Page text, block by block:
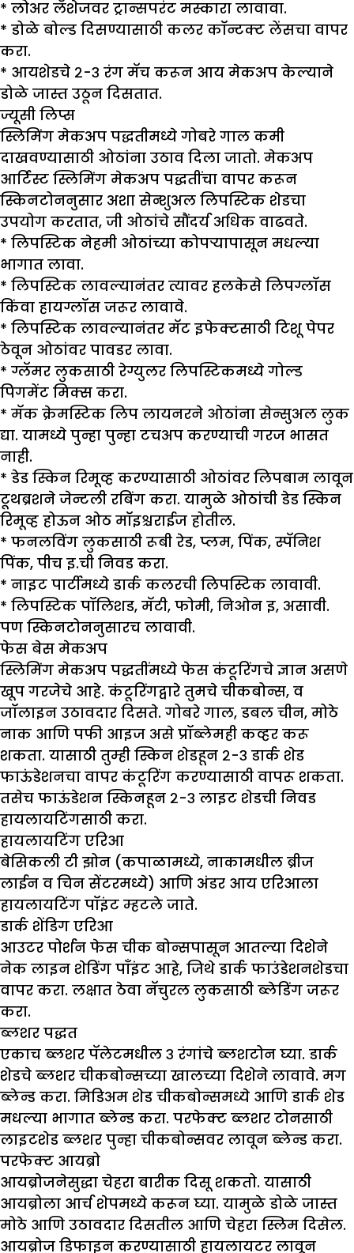
* लोअर लॅशेजवर ट्रान्सपरंट मस्कारा लावावा.
* डोळे बोल्ड दिसण्यासाठी कलर कॉन्टक्ट लेंसचा वापर
करा.
* आयशेडचे २-३ रंग मॅच करून आय मेकअप केल्याने
डोळे जास्त उठून दिसतात.
ज्यूसी लिप्स
स्लिमिंग मेकअप पद्धतीमध्ये गोबरे गाल कमी
दाखवण्यासाठी ओठांना उठाव दिला जातो. मेकअप
आर्टिस्ट स्लिमिंग मेकअप पद्धतींचा वापर करून
स्किनटोननुसार अशा सेन्शुअल लिपस्टिक शेडचा
उपयोग करतात, जी ओठांचे सौंदर्य अधिक वाढवते.
* लिपस्टिक नेहमी ओठांच्या कोपऱ्यापासून मधल्या
भागात लावा.
* लिपस्टिक लावल्यानंतर त्यावर हलकेसे लिपग्लॉस
किंवा हायग्लॉस जरूर लावावे.
* लिपस्टिक लावल्यानंतर मॅट इफेक्टसाठी टिशू पेपर
ठेवून ओठांवर पावडर लावा.
* ग्लॅमर लुकसाठी रेग्युलर लिपस्टिकमध्ये गोल्ड
पिगमेंट मिक्स करा.
* मॅक क्रेमस्टिक लिप लायनरने ओठांना सेन्सुअल लुक
द्या. यामध्ये पुन्हा पुन्हा टचअप करण्याची गरज भासत
नाही.
* डेड स्किन रिमूव्ह करण्यासाठी ओठांवर लिपबाम लावून
टूथब्रशने जेन्टली रबिंग करा. यामुळे ओठांची डेड स्किन
रिमूव्ह होऊन ओठ मॉइश्चराईज होतील.
* फनलविंग लुकसाठी रूबी रेड, प्लम, पिंक, स्पॅनिश
पिंक, पीच इ.ची निवड करा.
* नाइट पार्टीमध्ये डार्क कलरची लिपस्टिक लावावी.
* लिपस्टिक पॉलिशड, मॅटी, फोमी, निओन इ, असावी.
पण स्किनटोननुसारच लावावी.
फेस बेस मेकअप
स्लिमिंग मेकअप पद्धतींमध्ये फेस कंटूरिंगचे ज्ञान असणे
खूप गरजेचे आहे. कंटूरिंगद्वारे तुमचे चीकबोन्स, व
जॉलाइन उठावदार दिसते. गोबरे गाल, डबल चीन, मोठे
नाक आणि पफी आइज असे प्रॉब्लेमही कव्हर करू
शकता. यासाठी तुम्ही स्किन शेडहून २-३ डार्क शेड
फाऊंडेशनचा वापर कंटूरिंग करण्यासाठी वापरू शकता.
तसेच फाऊंडेशन स्किनहून २-३ लाइट शेडची निवड
हायलायटिंगसाठी करा.
हायलायटिंग एरिआ
बेसिकली टी झोन (कपाळामध्ये, नाकामधील ब्रीज
लाईन व चिन सेंटरमध्ये) आणि अंडर आय एरिआला
हायलायटिंग पॉइंट म्हटले जाते.
डार्क शेंडिग एरिआ
आउटर पोर्शन फेस चीक बोन्सपासून आतल्या दिशेने
नेक लाइन शेडिंग पाँइंट आहे, जिथे डार्क फाउंडेशनशेडचा
वापर करा. लक्षात ठेवा नॅचुरल लुकसाठी ब्लेडिंग जरूर
करा.
ब्लशर पद्धत
एकाच ब्लशर पॅलेटमधील ३ रंगांचे ब्लशटोन घ्या. डार्क
शेडचे ब्लशर चीकबोन्सच्या खालच्या दिशेने लावावे. मग
ब्लेन्ड करा. मिडिअम शेड चीकबोन्समध्ये आणि डार्क शेड
मधल्या भागात ब्लेन्ड करा. परफेक्ट ब्लशर टोनसाठी
लाइटशेड ब्लशर पुन्हा चीकबोन्सवर लावून ब्लेन्ड करा.
परफेक्ट आयब्रो
आयब्रोजनेसुद्धा चेहरा बारीक दिसू शकतो. यासाठी
आयब्रोला आर्च शेपमध्ये करून घ्या. यामुळे डोळे जास्त
मोठे आणि उठावदार दिसतील आणि चेहरा स्लिम दिसेल.
आयब्रोज डिफाइन करण्यासाठी हायलायटर लावून